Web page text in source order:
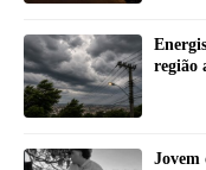
região
Jovem